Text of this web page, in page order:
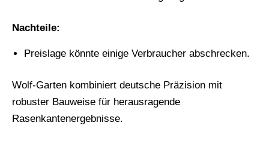
Nachteile:
Preislage könnte einige Verbraucher abschrecken.
Wolf-Garten kombiniert deutsche Präzision mit
robuster Bauweise für herausragende
Rasenkantenergebnisse.